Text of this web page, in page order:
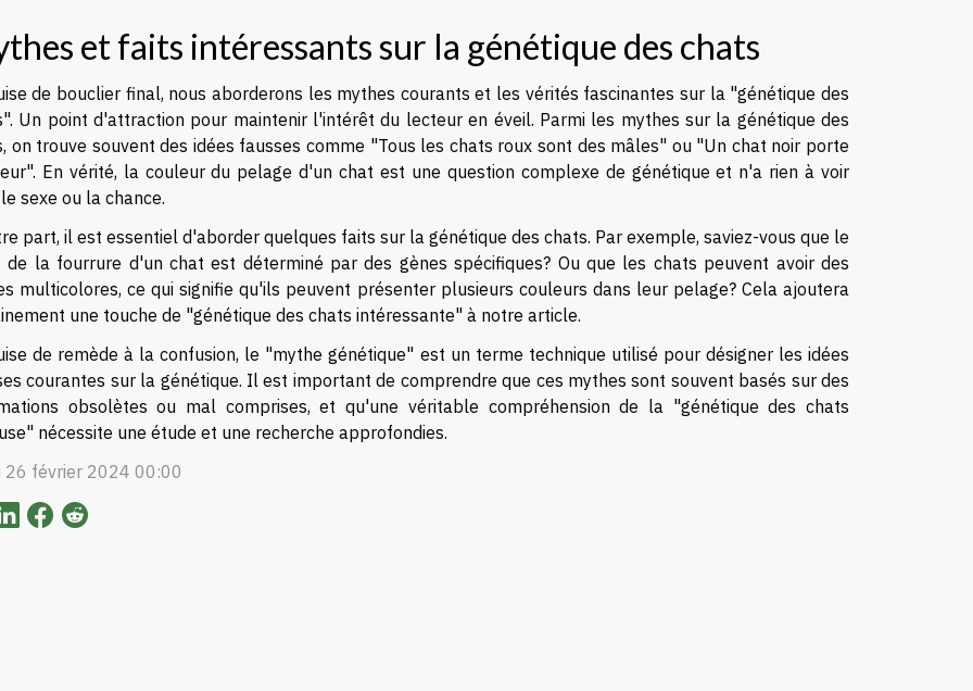
et faits intéressants sur la génétique des chats
de bouclier final, nous aborderons les mythes courants et les vérités fascinantes sur la "génétique des
Un point d'attraction pour maintenir l'intérêt du lecteur en éveil. Parmi les mythes sur la génétique des
on trouve souvent des idées fausses comme "Tous les chats roux sont des mâles" ou "Un chat noir porte
En vérité, la couleur du pelage d'un chat est une question complexe de génétique et n'a rien à voir
sexe ou la chance.
part, il est essentiel d'aborder quelques faits sur la génétique des chats. Par exemple, saviez-vous que le
de la fourrure d'un chat est déterminé par des gènes spécifiques? Ou que les chats peuvent avoir des
multicolores, ce qui signifie qu'ils peuvent présenter plusieurs couleurs dans leur pelage? Cela ajoutera
une touche de "génétique des chats intéressante" à notre article.
de remède à la confusion, le "mythe génétique" est un terme technique utilisé pour désigner les idées
courantes sur la génétique. Il est important de comprendre que ces mythes sont souvent basés sur des
obsolètes ou mal comprises, et qu'une véritable compréhension de la "génétique des chats
nécessite une étude et une recherche approfondies.
26 février 2024 00:00